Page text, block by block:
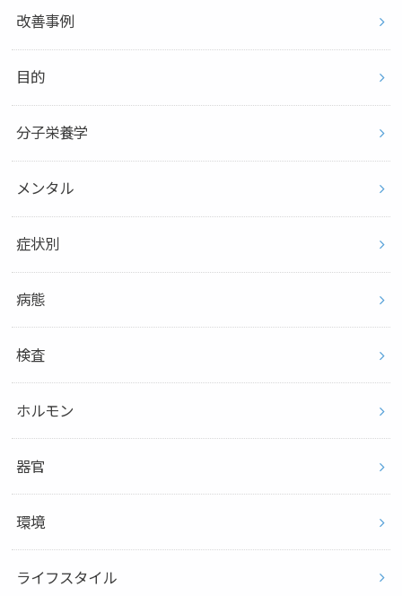
改善事例
目的
分子栄養学
メンタル
症状別
病態
検査
ホルモン
器官
環境
ライフスタイル